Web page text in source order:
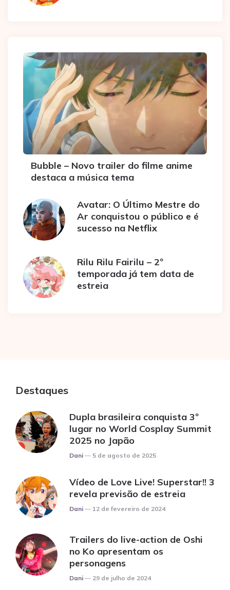
Bubble – Novo trailer do filme anime
destaca a música tema
Avatar: O Último Mestre do
Ar conquistou o público e é
sucesso na Netflix
Rilu Rilu Fairilu – 2º
temporada já tem data de
estreia
Destaques
Dupla brasileira conquista 3º
lugar no World Cosplay Summit
2025 no Japão
Posted
Dani 5 de agosto de 2025
Vídeo de Love Live! Superstar!! 3
revela previsão de estreia
Posted
Dani 12 de fevereiro de 2024
Trailers do live-action de Oshi
no Ko apresentam os
personagens
Posted
Dani 29 de julho de 2024